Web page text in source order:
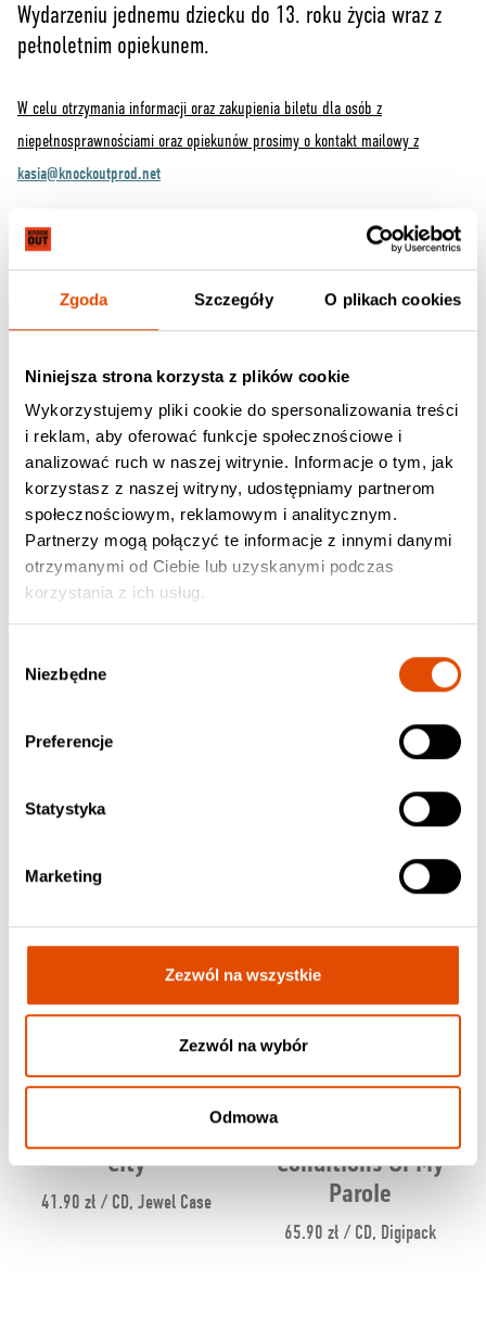
Zgoda Szczegóły O plikach cookies
Niniejsza strona korzysta z plików cookie
Wykorzystujemy pliki cookie do spersonalizowania treści
i reklam, aby oferować funkcje społecznościowe i
analizować ruch w naszej witrynie. Informacje o tym, jak
korzystasz z naszej witryny, udostępniamy partnerom
społecznościowym, reklamowym i analitycznym.
Partnerzy mogą połączyć te informacje z innymi danymi
otrzymanymi od Ciebie lub uzyskanymi podczas
korzystania z ich usług.
zgody
Niezbędne
Preferencje
Statystyka
Marketing
Zezwól na wszystkie
Zezwól na wybór
Odmowa
Wydarzeniu jednemu dziecku do 13. roku życia wraz z
pełnoletnim opiekunem.
W celu otrzymania informacji oraz zakupienia biletu dla osób z
niepełnosprawnościami oraz opiekunów prosimy o kontakt mailowy z
kasia@knockoutprod.net
Te albumy mogą Ci się spodobać
SAMAEL
66.90 zł / MC
THY DISEASE
United We Fall
49.90 zł / CD, Jewel Case /w
City
41.90 zł / CD, Jewel Case
Conditions Of My
Parole
65.90 zł / CD, Digipack